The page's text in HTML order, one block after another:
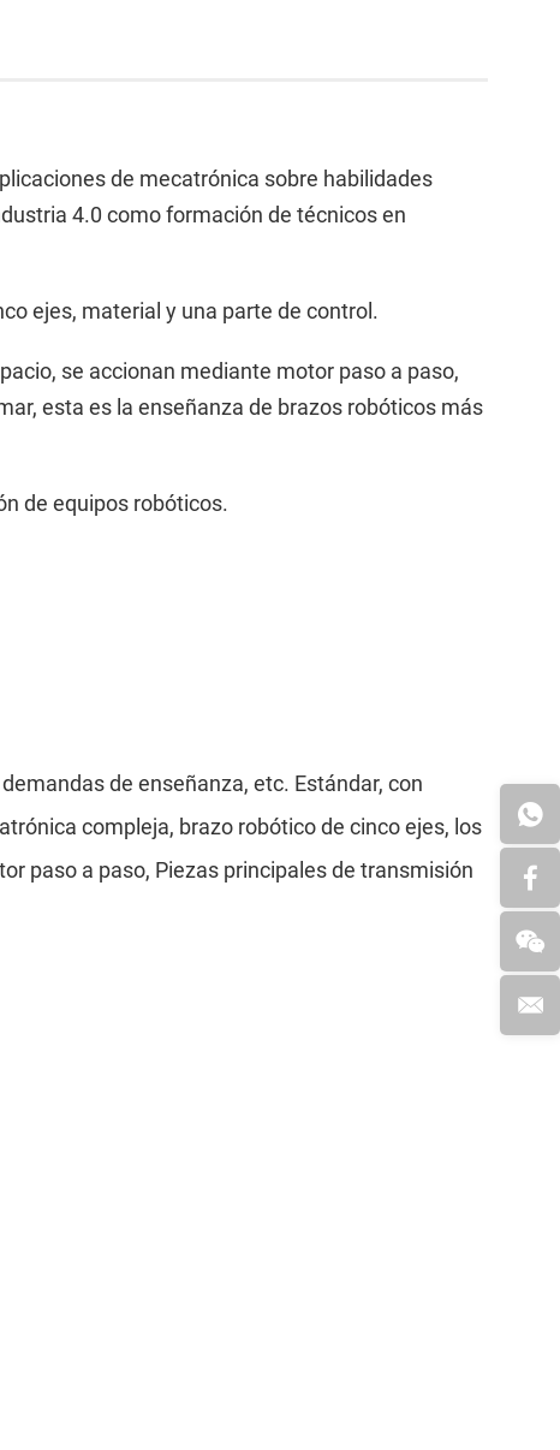
de mecatrónica sobre habilidades
4.0 como formación de técnicos en
ejes, material y una parte de control.
se accionan mediante motor paso a paso,
esta es la enseñanza de brazos robóticos más
de equipos robóticos.
de enseñanza, etc. Estándar, con
compleja, brazo robótico de cinco ejes, los
paso a paso, Piezas principales de transmisión